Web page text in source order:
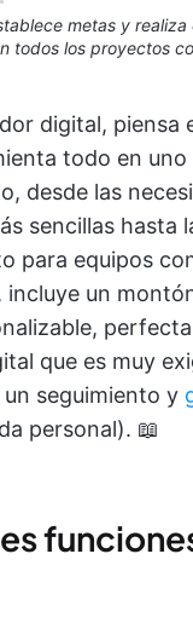
metas y realiza
todos los proyectos
digital, piensa
todo en uno
desde las
sencillas hasta
para equipos
incluye un
que es muy
seguimiento y
personal). 📖